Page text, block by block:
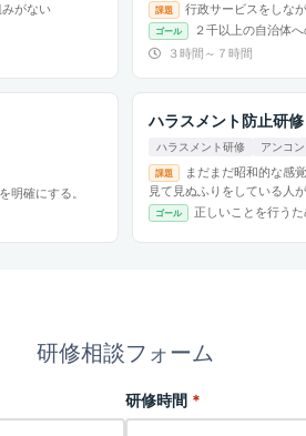
がない 課題 行政サービスをしな
ゴール
２千以上の自治体
３時間～７時間
明確にする。
ハラスメント防止研修
ハラスメント研修 アンコ
課題
まだまだ昭和的な感
見て見ぬふりをしている人が
ゴール 正しいことを行う
研修相談フォーム
研修時間 *